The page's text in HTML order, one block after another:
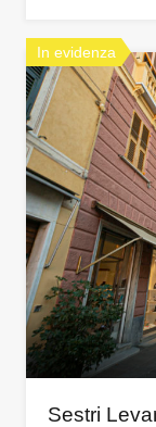
In evidenza
Sestri